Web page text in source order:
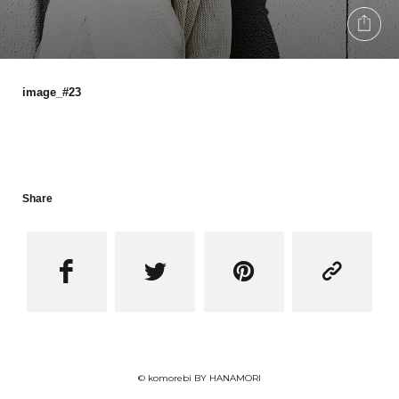
image_#23
Share
   
© komorebi BY HANAMORI